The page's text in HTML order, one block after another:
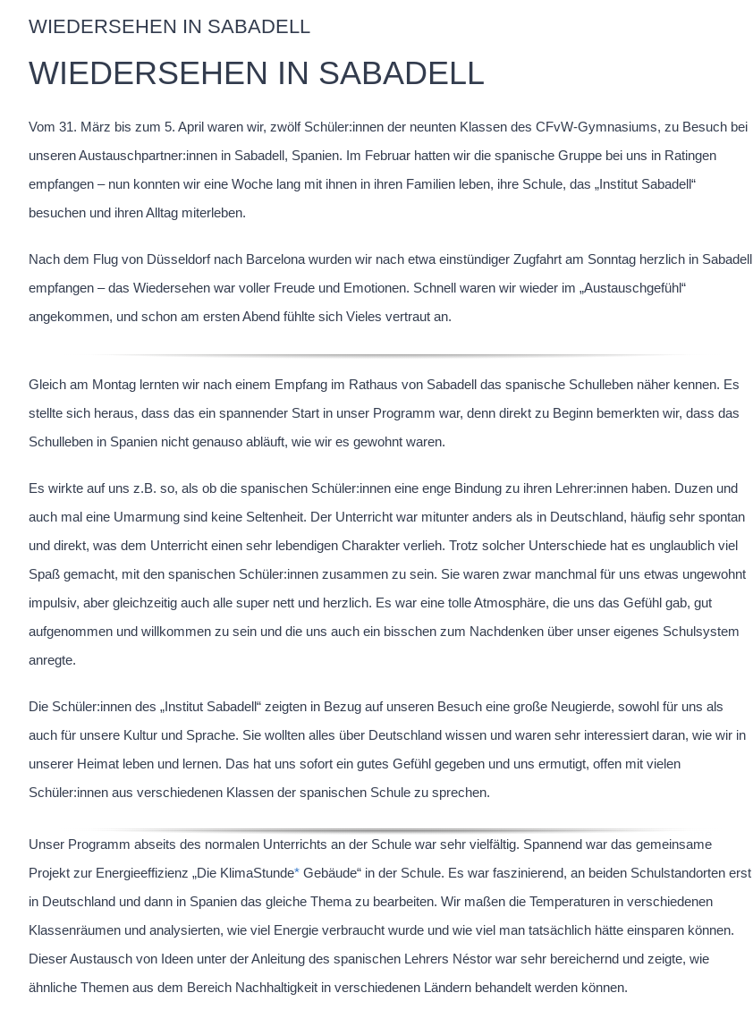
WIEDERSEHEN IN SABADELL
WIEDERSEHEN IN SABADELL
Vom 31. März bis zum 5. April waren wir, zwölf Schüler:innen der neunten Klassen des CFvW-Gymnasiums, zu Besuch bei
unseren Austauschpartner:innen in Sabadell, Spanien. Im Februar hatten wir die spanische Gruppe bei uns in Ratingen
empfangen – nun konnten wir eine Woche lang mit ihnen in ihren Familien leben, ihre Schule, das „Institut Sabadell“
besuchen und ihren Alltag miterleben.
Nach dem Flug von Düsseldorf nach Barcelona wurden wir nach etwa einstündiger Zugfahrt am Sonntag herzlich in Sabadell
empfangen – das Wiedersehen war voller Freude und Emotionen. Schnell waren wir wieder im „Austauschgefühl“
angekommen, und schon am ersten Abend fühlte sich Vieles vertraut an.
Gleich am Montag lernten wir nach einem Empfang im Rathaus von Sabadell das spanische Schulleben näher kennen. Es
stellte sich heraus, dass das ein spannender Start in unser Programm war, denn direkt zu Beginn bemerkten wir, dass das
Schulleben in Spanien nicht genauso abläuft, wie wir es gewohnt waren.
Es wirkte auf uns z.B. so, als ob die spanischen Schüler:innen eine enge Bindung zu ihren Lehrer:innen haben. Duzen und
auch mal eine Umarmung sind keine Seltenheit. Der Unterricht war mitunter anders als in Deutschland, häufig sehr spontan
und direkt, was dem Unterricht einen sehr lebendigen Charakter verlieh. Trotz solcher Unterschiede hat es unglaublich viel
Spaß gemacht, mit den spanischen Schüler:innen zusammen zu sein. Sie waren zwar manchmal für uns etwas ungewohnt
impulsiv, aber gleichzeitig auch alle super nett und herzlich. Es war eine tolle Atmosphäre, die uns das Gefühl gab, gut
aufgenommen und willkommen zu sein und die uns auch ein bisschen zum Nachdenken über unser eigenes Schulsystem
anregte.
Die Schüler:innen des „Institut Sabadell“ zeigten in Bezug auf unseren Besuch eine große Neugierde, sowohl für uns als
auch für unsere Kultur und Sprache. Sie wollten alles über Deutschland wissen und waren sehr interessiert daran, wie wir in
unserer Heimat leben und lernen. Das hat uns sofort ein gutes Gefühl gegeben und uns ermutigt, offen mit vielen
Schüler:innen aus verschiedenen Klassen der spanischen Schule zu sprechen.
Unser Programm abseits des normalen Unterrichts an der Schule war sehr vielfältig. Spannend war das gemeinsame
Projekt zur Energieeffizienz „Die KlimaStunde* Gebäude“ in der Schule. Es war faszinierend, an beiden Schulstandorten erst
in Deutschland und dann in Spanien das gleiche Thema zu bearbeiten. Wir maßen die Temperaturen in verschiedenen
Klassenräumen und analysierten, wie viel Energie verbraucht wurde und wie viel man tatsächlich hätte einsparen können.
Dieser Austausch von Ideen unter der Anleitung des spanischen Lehrers Néstor war sehr bereichernd und zeigte, wie
ähnliche Themen aus dem Bereich Nachhaltigkeit in verschiedenen Ländern behandelt werden können.